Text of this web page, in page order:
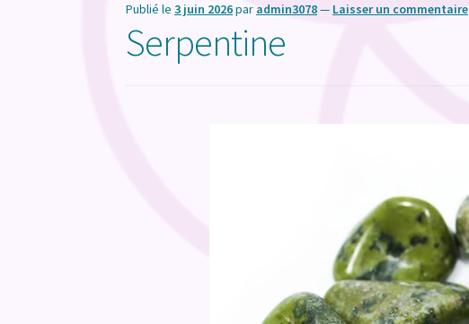
Publié le3 juin 2026par admin3078— Laisser un commentaire
Serpentine